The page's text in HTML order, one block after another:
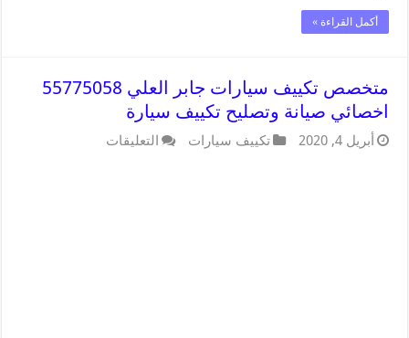
أكمل القراءة »
متخصص تكييف سيارات جابر العلي 55775058
اخصائي صيانة وتصليح تكييف سيارة
أبريل 4, 2020 تكييف سيارات التعليقات